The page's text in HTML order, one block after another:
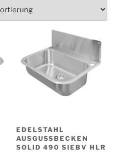
EDELSTAHL
AUSGUSSBECKEN
SOLID 490 SIEBV HLR